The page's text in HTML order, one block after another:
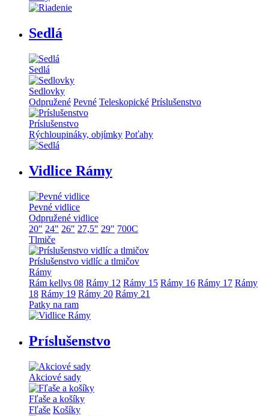
Sedlá
Sedlá
Sedlovky
Odpružené Pevné Teleskopické Príslušenstvo
Príslušenstvo
Rýchloupináky, objímky Poťahy
Vidlice Rámy
Pevné vidlice
Odpružené vidlice
20" 24" 26" 27,5" 29" 700C
Tlmiče
Príslušenstvo vidlíc a tlmičov
Rámy
Rám kellys 08 Rámy 12 Rámy 15 Rámy 16 Rámy 17 Rámy
18 Rámy 19 Rámy 20 Rámy 21
Patky na ram
Príslušenstvo
Akciové sady
Fľaše a košíky
Fľaše Košíky